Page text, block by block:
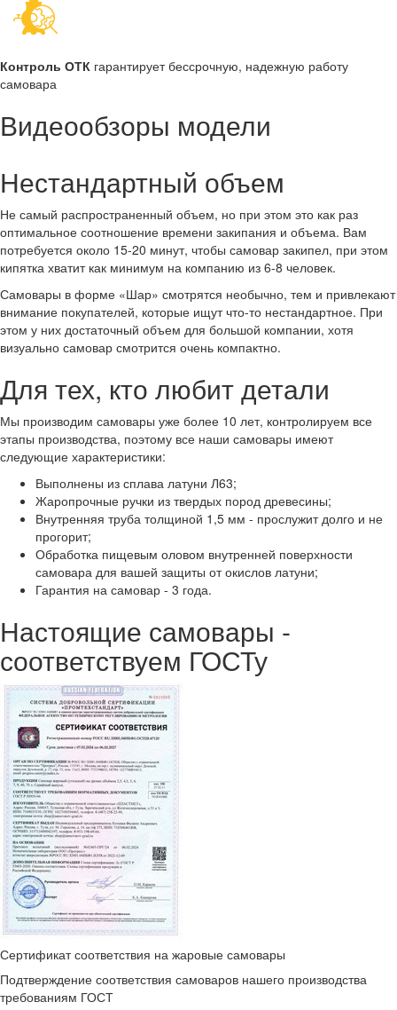
Контроль ОТК гарантирует бессрочную, надежную работу
самовара
Видеообзоры модели
Нестандартный объем
Не самый распространенный объем, но при этом это как раз
оптимальное соотношение времени закипания и объема. Вам
потребуется около 15-20 минут, чтобы самовар закипел, при этом
кипятка хватит как минимум на компанию из 6-8 человек.
Самовары в форме «Шар» смотрятся необычно, тем и привлекают
внимание покупателей, которые ищут что-то нестандартное. При
этом у них достаточный объем для большой компании, хотя
визуально самовар смотрится очень компактно.
Для тех, кто любит детали
Мы производим самовары уже более 10 лет, контролируем все
этапы производства, поэтому все наши самовары имеют
следующие характеристики:
Выполнены из сплава латуни Л63;
Жаропрочные ручки из твердых пород древесины;
Внутренняя труба толщиной 1,5 мм - прослужит долго и не
прогорит;
Обработка пищевым оловом внутренней поверхности
самовара для вашей защиты от окислов латуни;
Гарантия на самовар - 3 года.
Настоящие самовары -
соответствуем ГОСТу
Сертификат соответствия на жаровые самовары
Подтверждение соответствия самоваров нашего производства
требованиям ГОСТ